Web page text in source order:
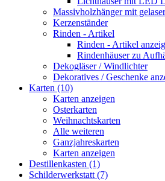
Massivholzhänger mit
Kerzenständer
Rinden - Artikel
Rinden - Artikel
Rindenhäuser zu
Dekogläser / Windlichter
Dekoratives / Geschenke
Karten (10)
Karten anzeigen
Osterkarten
Weihnachtskarten
Alle weiteren
Ganzjahreskarten
Karten anzeigen
Destillenkasten (1)
Schilderwerkstatt (7)